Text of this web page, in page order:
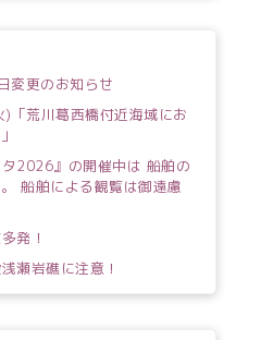
変更のお知らせ
荒川葛西橋付近海域にお
2026』の開催中は 船舶の
船舶による観覧は御遠慮
発！
瀬岩礁に注意！